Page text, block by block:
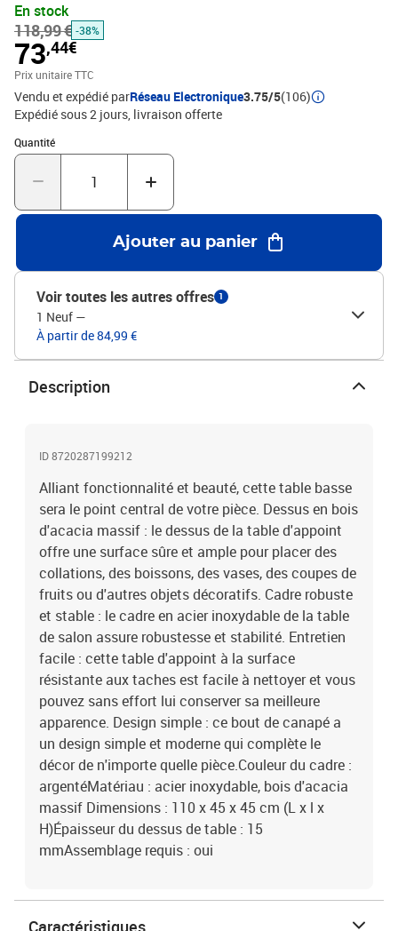
d'autres objets décoratifs. Cadre robuste et stable : le cadre en
acier inoxydable de la table de salon assure robustesse et
stabilité. Entretien facile : cette table d'appoint à la surface
résistante aux taches est facile à nettoyer et vous pouvez sans
effort lui conserver sa meilleure apparence. Design simple : ce
bout de canapé a un design simple et moderne qui complète le
décor de n'importe quelle pièce.Couleur du cadre :
argentéMatériau : acier inoxydable, bois d'acacia massif
Dimensions : 110 x 45 x 45 cm (L x l x H)Épaisseur du dessus de
table : 15 mmAssemblage requis : oui
En stock
118,99 € -38%
73,44€
Prix unitaire TTC
Vendu et expédié parRéseau Electronique3.75/5(106)
Expédié sous 2 jours livraison offerte
Quantité
Quantité : 1
Ajouter au panier
Voir toutes les autres offres 1
1 Neuf —
À partir de 84,99 €
Description
ID 8720287199212
Alliant fonctionnalité et beauté, cette table basse
sera le point central de votre pièce. Dessus en bois
d'acacia massif : le dessus de la table d'appoint
offre une surface sûre et ample pour placer des
collations, des boissons, des vases, des coupes de
fruits ou d'autres objets décoratifs. Cadre robuste
et stable : le cadre en acier inoxydable de la table
de salon assure robustesse et stabilité. Entretien
facile : cette table d'appoint à la surface
résistante aux taches est facile à nettoyer et vous
pouvez sans effort lui conserver sa meilleure
apparence. Design simple : ce bout de canapé a
un design simple et moderne qui complète le
décor de n'importe quelle pièce.Couleur du cadre :
argentéMatériau : acier inoxydable, bois d'acacia
massif Dimensions : 110 x 45 x 45 cm (L x l x
H)Épaisseur du dessus de table : 15
mmAssemblage requis : oui
Caractéristiques